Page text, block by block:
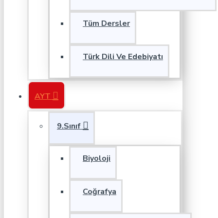
Tüm Dersler
Türk Dili Ve Edebiyatı
AYT
9.Sınıf
Biyoloji
Coğrafya